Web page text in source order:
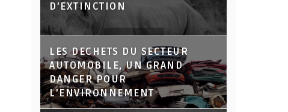
D’EXTINCTION
LES DECHETS DU SECTEUR
AUTOMOBILE, UN GRAND
DANGER POUR
L’ENVIRONNEMENT